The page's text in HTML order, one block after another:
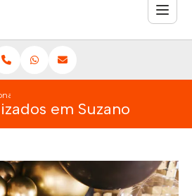
suzano
em Suzano